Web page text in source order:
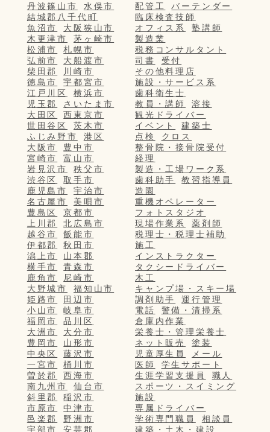
丹波篠山市
水俣市
結城郡八千代町
魚沼市
大阪狭山市
木更津市
茅ヶ崎市
松浦市
札幌市
弘前市
大船渡市
柴田郡
川崎市
徳島市
宇都宮市
江戸川区
横浜市
児玉郡
さいたま市
大田区
西東京市
世田谷区
茨木市
ふじみ野市
港区
大阪市
豊中市
宮崎市
富山市
岩見沢市
秩父市
渋谷区
取手市
鹿児島市
宇治市
名古屋市
美唄市
豊島区
京都市
上川郡
北広島市
越谷市
飯能市
伊都郡
秋田市
潟上市
山本郡
横手市
青森市
鹿角市
尼崎市
大野城市
福知山市
姫路市
田辺市
小山市
岐阜市
福岡市
品川区
大洲市
大分市
豊岡市
山形市
中央区
藤沢市
一宮市
桶川市
曽於郡
西海市
南九州市
仙台市
斜里郡
稲沢市
市原市
中津市
邑楽郡
野洲市
宇部市
安芸郡
配管工
バーテンダー
臨床検査技師
オフィス系
塾講師
製造業
税務コンサルタント
司書
受付
その他料理店
施設・サービス系
歯科衛生士
教員・講師
溶接
観光ドライバー
イベント
建築士
点検
クロス
整骨院・接骨院受付
経理
製造・工場ワーク系
歯科助手
教習指導員
造園
重機オペレーター
フォトスタジオ
現場作業系
薬剤師
税理士・税理士補助
施工
インストラクター
タクシードライバー
木工
キャンプ場・スキー場
調剤助手
運行管理
電話
警備・清掃系
倉庫内作業
栄養士・管理栄養士
ネット販売
塗装
児童厚生員
メール
医師
学生サポート
生涯学習支援員
職人
スポーツ・スイミング
施設
専属ドライバー
学術専門職員
相談員
建築・土木・建設